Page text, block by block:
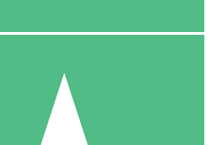
10 Downloaden
20 00